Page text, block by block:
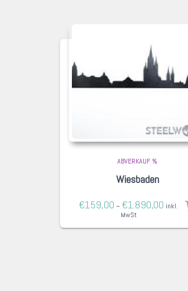
ABVERKAUF %
Wiesbaden
€159,00 – €1.890,00 inkl.
MwSt